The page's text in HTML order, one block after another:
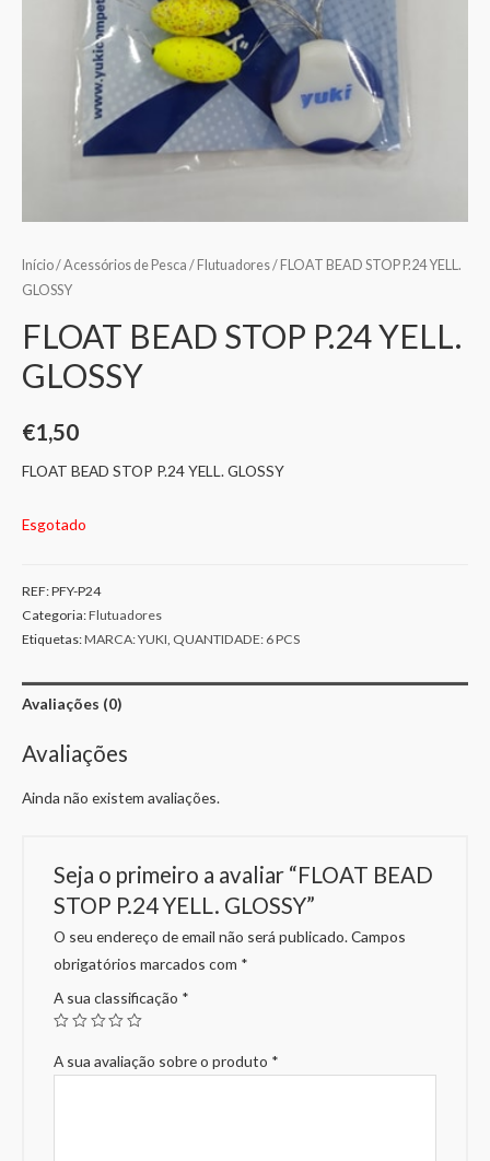
Início/Acessórios de Pesca / Flutuadores/ FLOAT BEAD STOP P.24 YELL.
GLOSSY
FLOAT BEAD STOP P.24 YELL.
GLOSSY
€1,50
FLOAT BEAD STOP P.24 YELL. GLOSSY
Esgotado
REF:PFY-P24
Categoria:Flutuadores
Etiquetas:MARCA: YUKI QUANTIDADE: 6 PCS
Avaliações (0)
Avaliações
Ainda não existem avaliações.
Seja o primeiro a avaliar “FLOAT BEAD
STOP P.24 YELL. GLOSSY”
O seu endereço de email não será publicado. Campos
obrigatórios marcados com *
A sua classificação *
A sua avaliação sobre o produto *